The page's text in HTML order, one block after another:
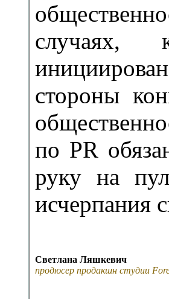
случаях,
стороны
по PR
руку на
исчерпания
Светлана Ляшкевич
продюсер продакшн студии